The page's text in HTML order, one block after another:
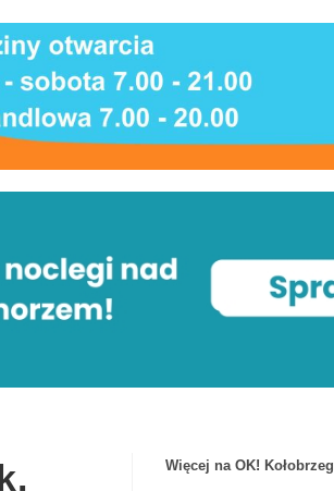
Więcej na OK! Kołobrzeg